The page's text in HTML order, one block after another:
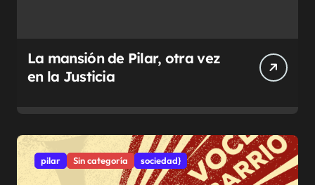
La mansión de Pilar, otra vez
en la Justicia
pilar Sin categoría sociedad}